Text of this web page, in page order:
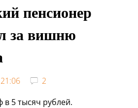
пенсионер
за вишню
21:06
2
5 тысяч рублей.